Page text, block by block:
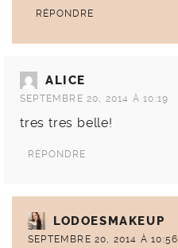
RÉPONDRE
ALICE
SEPTEMBRE 20, 2014 À 10:19
tres tres belle!
RÉPONDRE
LODOESMAKEUP
SEPTEMBRE 20, 2014 À 10:56